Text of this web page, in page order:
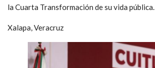
la Cuarta Transformación de su vida pública.
Xalapa, Veracruz